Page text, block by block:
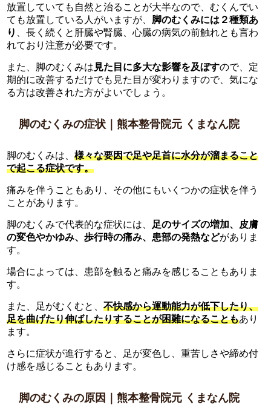
放置していても自然と治ることが大半なので、むくんでい
ても放置している人がいますが、 脚のむくみには２種類あ
り
、長く続くと肝臓や腎臓、心臓の病気の前触れとも言わ
れており注意が必要です。
また、脚のむくみは 見た目に多大な影響を及ぼすので、定
期的に改善するだけでも見た目が変わりますので、気にな
る方は改善された方がよいでしょう。
脚のむくみの症状｜熊本整骨院元 くまなん院
脚のむくみは、 様々な要因で足や足首に水分が溜まること
で起こる症状です。
痛みを伴うこともあり、その他にもいくつかの症状を伴う
ことがあります。
脚のむくみで代表的な症状には、
足のサイズの増加、皮膚
の変色やかゆみ、歩行時の痛み、患部の発熱などがありま
す。
場合によっては、患部を触ると痛みを感じることもありま
す。
また、足がむくむと、 不快感から運動能力が低下したり、
足を曲げたり伸ばしたりすることが困難になることもあり
ます。
さらに症状が進行すると、足が変色し、重苦しさや締め付
け感を感じることもあります。
脚のむくみの原因｜熊本整骨院元 くまなん院